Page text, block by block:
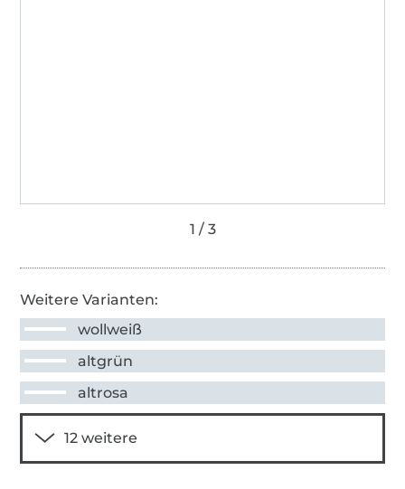
Weitere Varianten:
wollweiß
altgrün
altrosa